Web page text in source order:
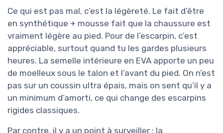
Ce qui est pas mal, c’est la légèreté. Le fait d’être
en synthétique + mousse fait que la chaussure est
vraiment légère au pied. Pour de l’escarpin, c’est
appréciable, surtout quand tu les gardes plusieurs
heures. La semelle intérieure en EVA apporte un peu
de moelleux sous le talon et l’avant du pied. On n’est
pas sur un coussin ultra épais, mais on sent qu’il y a
un minimum d’amorti, ce qui change des escarpins
rigides classiques.
Par contre, il y a un point à surveiller : la